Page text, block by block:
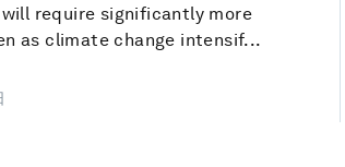
require significantly more
as climate change intensif...